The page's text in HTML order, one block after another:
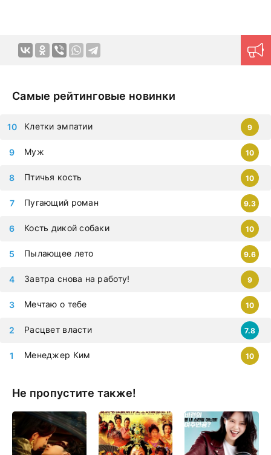
Самые рейтинговые новинки
Менеджер Ким 10
Расцвет власти 7.8
Мечтаю о тебе 10
Завтра снова на работу! 9
Пылающее лето 9.6
Кость дикой собаки 10
Пугающий роман 9.3
Птичья кость 10
Муж 10
Клетки эмпатии 9
Не пропустите также!